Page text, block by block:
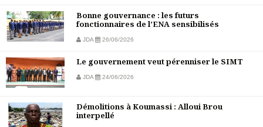
Bonne gouvernance : les futurs
fonctionnaires de l’ENA sensibilisés
JDA 26/06/2026
Le gouvernement veut pérenniser le SIMT
JDA 24/06/2026
Démolitions à Koumassi : Alloui Brou
interpellé